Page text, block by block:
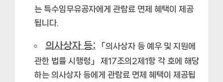
는 특수임무유공자에게 관람료 면제 혜택이 제공
됩니다.
의사상자 등: 「의사상자 등 예우 및 지원에
관한 법률 시행령」 제17조의2제1항 각 호에 해당
하는 의사상자 등에게 관람료 면제 혜택이 제공됩